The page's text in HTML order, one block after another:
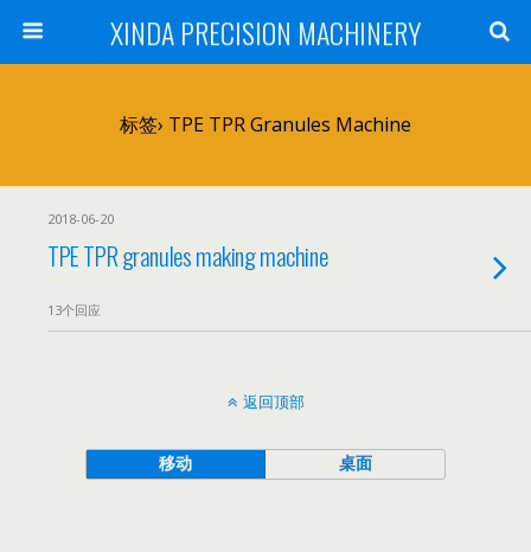
XINDA PRECISION MACHINERY
标签› TPE TPR Granules Machine
2018-06-20
TPE TPR granules making machine
13个回应
返回顶部
移动 桌面